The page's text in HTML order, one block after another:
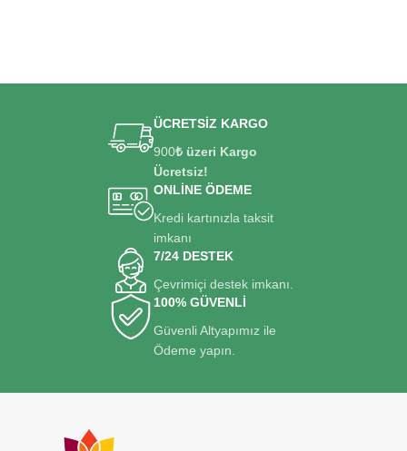
ÜCRETSİZ KARGO
900₺ üzeri Kargo
Ücretsiz!
ONLİNE ÖDEME
Kredi kartınızla taksit
imkanı
7/24 DESTEK
Çevrimiçi destek imkanı.
100% GÜVENLİ
Güvenli Altyapımız ile
Ödeme yapın.